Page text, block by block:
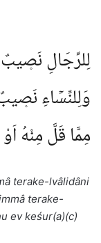
لِلرِّجَالِ نَص۪يبٌ
وَلِلنِّسَٓاءِ
مِمَّا قَلَّ مِنْهُ
terake-lvâlidâni
terake-
ev keśur(a)(c)